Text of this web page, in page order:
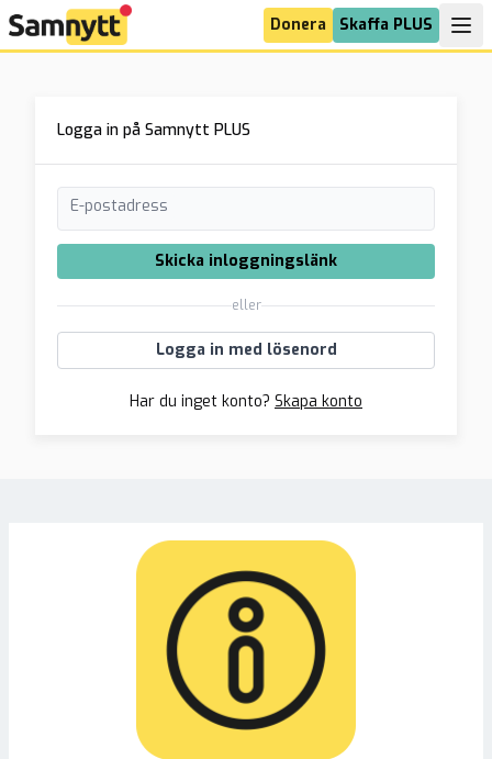
Donera Skaffa PLUS
Logga in på Samnytt PLUS
E-postadress
Skicka inloggningslänk
eller
Logga in med lösenord
Har du inget konto? Skapa konto